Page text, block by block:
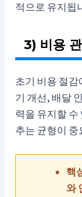
적으로 유지됩
3) 비용
초기 비용 절
기 개선, 배달
력을 유지할 수
추는 균형이 중
핵
와